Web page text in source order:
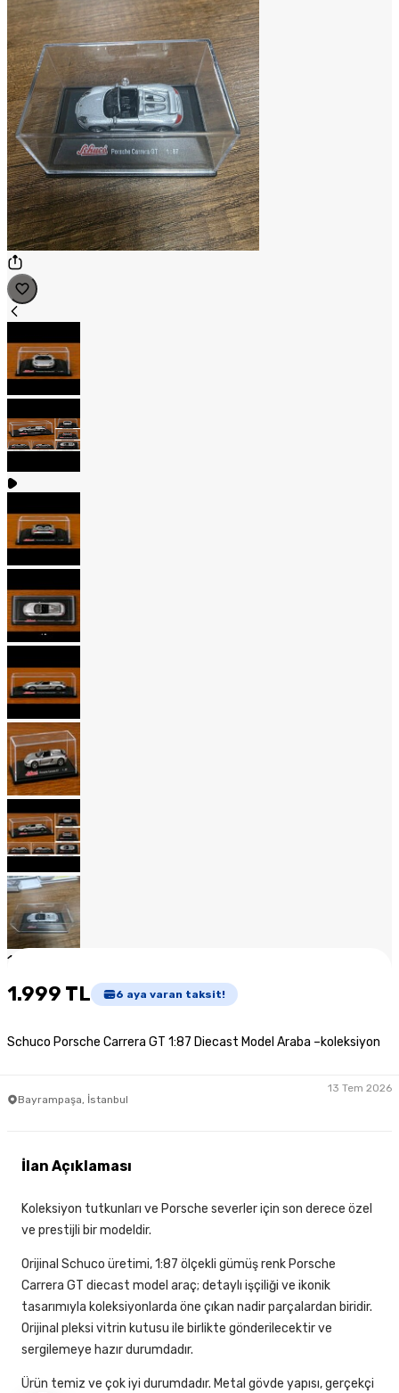
1
1.999 TL 6 aya varan taksit!
Schuco Porsche Carrera GT 1:87 Diecast Model Araba –koleksiyon
Bayrampaşa, İstanbul
13 Tem 2026
İlan Açıklaması
Koleksiyon tutkunları ve Porsche severler için son derece özel
ve prestijli bir modeldir.
Orijinal Schuco üretimi, 1:87 ölçekli gümüş renk Porsche
Carrera GT diecast model araç; detaylı işçiliği ve ikonik
tasarımıyla koleksiyonlarda öne çıkan nadir parçalardan biridir.
Orijinal pleksi vitrin kutusu ile birlikte gönderilecektir ve
sergilemeye hazır durumdadır.
Ürün temiz ve çok iyi durumdadır. Metal gövde yapısı, gerçekçi